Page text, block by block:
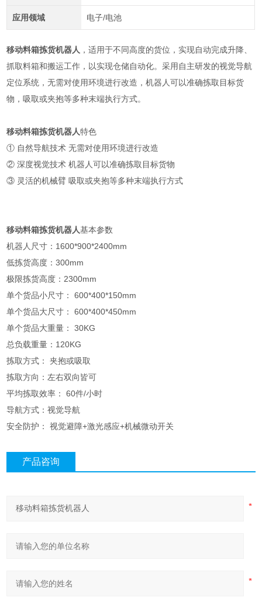
应用领域 电子/电池
移动料箱拣货机器人 ，适用于不同高度的货位，实现自动完成升降、
抓取料箱和搬运工作，以实现仓储自动化。采用自主研发的视觉导航
定位系统，无需对使用环境进行改造，机器人可以准确拣取目标货
物，吸取或夹抱等多种末端执行方式。
移动料箱拣货机器人特色
① 自然导航技术 无需对使用环境进行改造
② 深度视觉技术 机器人可以准确拣取目标货物
③ 灵活的机械臂 吸取或夹抱等多种末端执行方式
移动料箱拣货机器人基本参数
机器人尺寸：1600*900*2400mm
低拣货高度：300mm
极限拣货高度：2300mm
单个货品小尺寸： 600*400*150mm
单个货品大尺寸： 600*400*450mm
单个货品大重量： 30KG
总负载重量：120KG
拣取方式： 夹抱或吸取
拣取方向：左右双向皆可
平均拣取效率： 60件/小时
导航方式：视觉导航
安全防护： 视觉避障+激光感应+机械微动开关
产品咨询